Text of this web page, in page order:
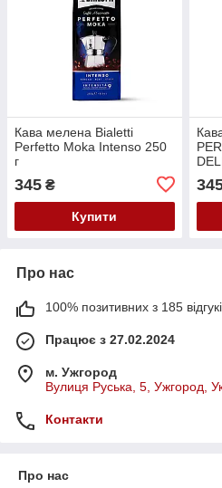
Кава мелена Bialetti
Perfetto Moka Intenso 250
г
345 ₴
Купити
Про нас
100% позитивних з 185
Працює з 27.02.2024
м. Ужгород
Вулиця Руська, 5, Ужгород,
Контакти
Про нас